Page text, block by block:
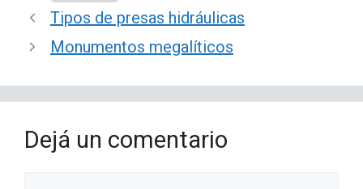
Tipos de presas hidráulicas
Monumentos megalíticos
Dejá un comentario